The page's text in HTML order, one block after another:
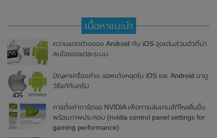
เนื้อหาแนะนำ
ความแตกต่างของ Android กับ iOS จุดเด่นส่วนตัวที่น่า
สนใจของแต่ละระบบ
ปัญหาเครื่องค้าง แอพเด้งหลุดใน iOS และ Android มาดู
วิธีแก้กันครับ
การตั้งค่าการ์ดจอ NVIDIA เพื่อการเล่นเกมส์ที่ไหลลื่นขึ้น
พร้อมภาพประกอบ (nvidia control panel settings for
gaming performance)